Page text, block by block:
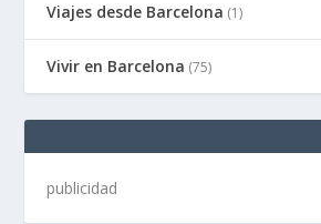
Viajes desde Barcelona (1)
Vivir en Barcelona (75)
publicidad